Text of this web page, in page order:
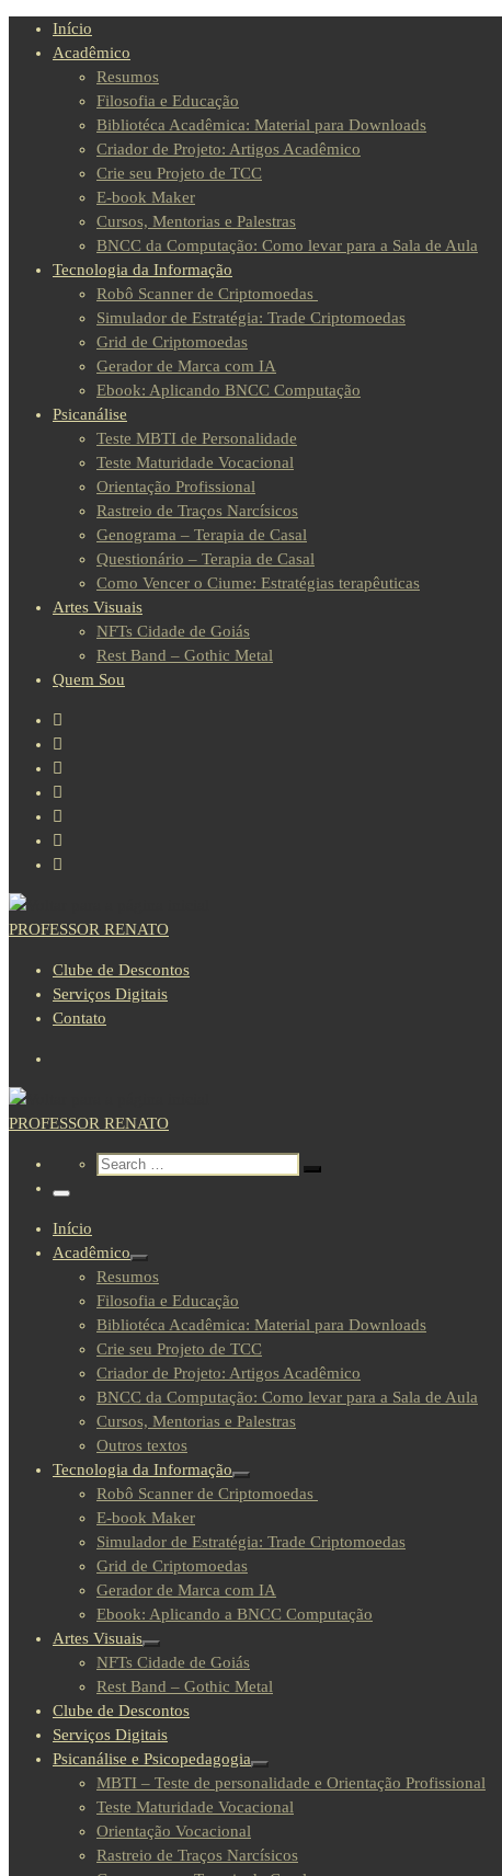
Skip
Início
Acadêmico
Resumos
Filosofia e Educação
Bibliotéca Acadêmica: Material para Downloads
Criador de Projeto: Artigos Acadêmico
Crie seu Projeto de TCC
E-book Maker
Cursos, Mentorias e Palestras
BNCC da Computação: Como levar para a Sala de Aula
Tecnologia da Informação
Robô Scanner de Criptomoedas
Simulador de Estratégia: Trade Criptomoedas
Grid de Criptomoedas
Gerador de Marca com IA
Ebook: Aplicando BNCC Computação
Psicanálise
Teste MBTI de Personalidade
Teste Maturidade Vocacional
Orientação Profissional
Rastreio de Traços Narcísicos
Genograma – Terapia de Casal
Questionário – Terapia de Casal
Como Vencer o Ciume: Estratégias terapêuticas
Artes Visuais
NFTs Cidade de Goiás
Rest Band – Gothic Metal
Quem Sou
PROFESSOR RENATO
Clube de Descontos
Serviços Digitais
Contato
PROFESSOR RENATO
Search Search
Search
Menu
Início
Acadêmico
Resumos
Filosofia e Educação
Bibliotéca Acadêmica: Material para Downloads
Crie seu Projeto de TCC
Criador de Projeto: Artigos Acadêmico
BNCC da Computação: Como levar para a Sala de Aula
Cursos, Mentorias e Palestras
Outros textos
Tecnologia da Informação
Robô Scanner de Criptomoedas
E-book Maker
Simulador de Estratégia: Trade Criptomoedas
Grid de Criptomoedas
Gerador de Marca com IA
Ebook: Aplicando a BNCC Computação
Artes Visuais
NFTs Cidade de Goiás
Rest Band – Gothic Metal
Clube de Descontos
Serviços Digitais
Psicanálise e Psicopedagogia
MBTI – Teste de personalidade e Orientação Profissional
Teste Maturidade Vocacional
Orientação Vocacional
Rastreio de Traços Narcísicos